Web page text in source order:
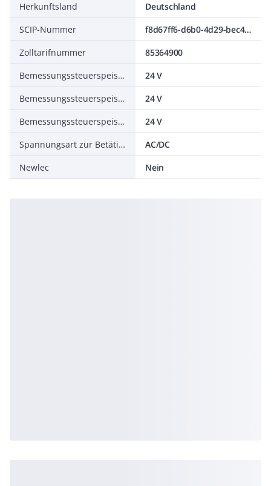
Herkunftsland
Deutschland
SCIP-Nummer
f8d67ff6-d6b0-4d29-bec4-24ec5feee616
Zolltarifnummer
85364900
Bemessungssteuerspeisespannung AC 50 Hz
24 V
Bemessungssteuerspeisespannung AC 60 Hz
24 V
Bemessungssteuerspeisespannung DC
24 V
Spannungsart zur Betätigung
AC/DC
Newlec
Nein